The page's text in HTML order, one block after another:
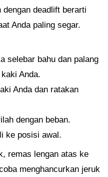
deadlift berarti
Anda paling segar.
selebar bahu dan palang
Anda.
Anda dan ratakan
dengan beban.
ke posisi awal.
remas lengan atas ke
menghancurkan jeruk